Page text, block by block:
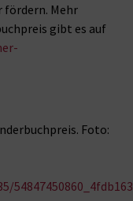
fördern. Mehr
gibt es auf
Foto: